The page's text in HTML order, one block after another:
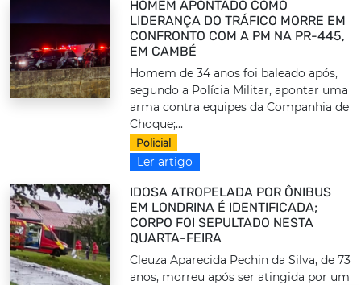
HOMEM APONTADO COMO
LIDERANÇA DO TRÁFICO MORRE EM
CONFRONTO COM A PM NA PR-445,
EM CAMBÉ
Homem de 34 anos foi baleado após,
segundo a Polícia Militar, apontar uma
arma contra equipes da Companhia de
Choque;...
Policial
Ler artigo
IDOSA ATROPELADA POR ÔNIBUS
EM LONDRINA É IDENTIFICADA;
CORPO FOI SEPULTADO NESTA
QUARTA-FEIRA
Cleuza Aparecida Pechin da Silva, de 73
anos, morreu após ser atingida por um